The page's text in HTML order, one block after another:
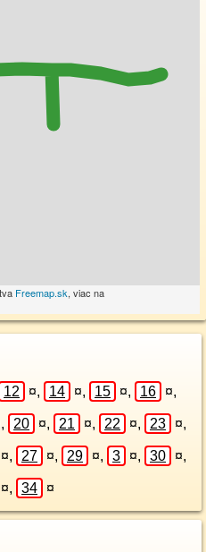
Freemap.sk, viac na
12 ¤, 14 ¤, 15 ¤, 16 ¤,
, 20 ¤, 21 ¤, 22 ¤, 23 ¤,
¤, 27 ¤, 29 ¤, 3 ¤, 30 ¤,
¤, 34 ¤